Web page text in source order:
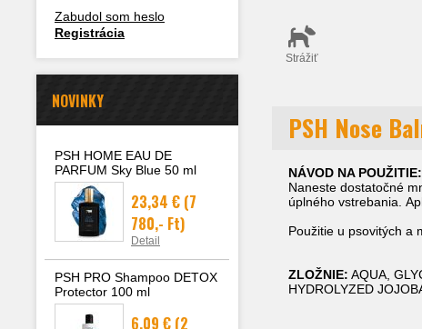
Zabudol som heslo
Registrácia
NOVINKY
PSH HOME EAU DE
PARFUM Sky Blue 50 ml
23,34 € (7
780,- Ft)
Detail
PSH PRO Shampoo DETOX
Protector 100 ml
6,09 € (2
Strážiť
PSH Nose
NÁVOD NA POUŽITIE:
Naneste dostatočné
úplného vstrebania.
Použitie u psovitých a
ZLOŽNIE: AQUA,
HYDROLYZED